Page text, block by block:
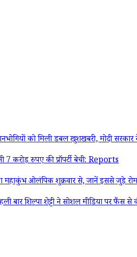
को मिली डबल खुशखबरी, मोदी सरकार
रुपए की प्रॉपर्टी बेची: Reports
ओलंपिक शुक्रवार से, जानें इससे जुड़े
बार शिल्पा शेट्टी ने सोशल मीडिया पर फैंस